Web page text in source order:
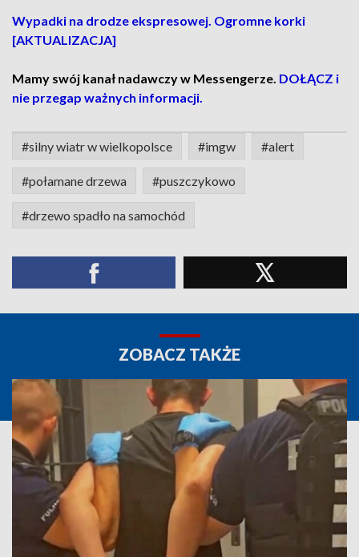
Wypadki na drodze ekspresowej. Ogromne korki
[AKTUALIZACJA]
Mamy swój kanał nadawczy w Messengerze. DOŁĄCZ i
nie przegap ważnych informacji.
#silny wiatr w wielkopolsce #imgw #alert
#połamane drzewa #puszczykowo
#drzewo spadło na samochód
ZOBACZ TAKŻE